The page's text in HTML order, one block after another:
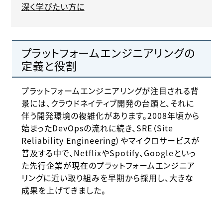
深く学びたい方に
プラットフォームエンジニアリングの
定義と役割
プラットフォームエンジニアリングが注目される背
景には、クラウドネイティブ開発の台頭と、それに
伴う開発環境の複雑化があります。2008年頃から
始まったDevOpsの流れに続き、SRE（Site
Reliability Engineering）やマイクロサービスが
普及する中で、NetflixやSpotify、Googleといっ
た先行企業が現在のプラットフォームエンジニア
リングに近い取り組みを早期から採用し、大きな
成果を上げてきました。